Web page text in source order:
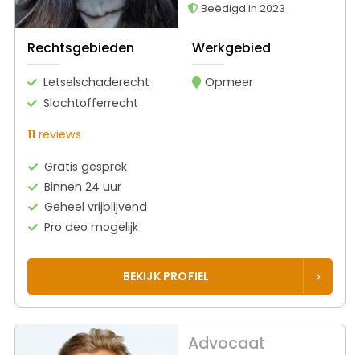
Beëdigd in 2023
Rechtsgebieden
Letselschaderecht
Slachtofferrecht
Werkgebied
Opmeer
11 reviews
Gratis gesprek
Binnen 24 uur
Geheel vrijblijvend
Pro deo mogelijk
BEKIJK PROFIEL
Advocaat